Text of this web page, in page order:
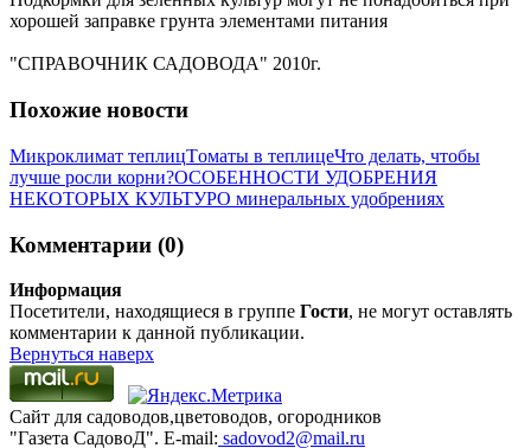
хорошей заправке грунта элементами питания
"СПРАВОЧНИК САДОВОДА" 2010г.
Похожие новости
Микроклимат теплицTоматы в теплицеЧто делать, чтобы
лучше росли корни?ОСОБЕННОСТИ УДОБРЕНИЯ
НЕКОТОРЫХ КУЛЬТУРО минеральных удобрениях
Комментарии (0)
Информация
Посетители, находящиеся в группе Гости, не могут оставлять
комментарии к данной публикации.
Вернуться наверх
Сайт для садоводов,цветоводов, огородников
"Газета СадовоД". E-mail: sadovod2@mail.ru